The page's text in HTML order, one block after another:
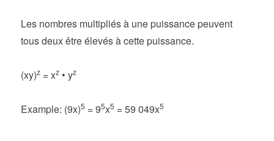
Les nombres multipliés à une puissance peuvent
tous deux être élevés à cette puissance.
(xy)z = xz • yz
Example: (9x)5 = 95x5 = 59 049x5